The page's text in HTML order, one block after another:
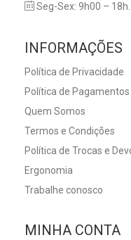
Seg-Sex: 9h00 –
INFORMAÇÕES
Política de Privacidade
Política de Pagamentos
Quem Somos
Termos e Condições
Política de Trocas e
Ergonomia
Trabalhe conosco
MINHA CONTA